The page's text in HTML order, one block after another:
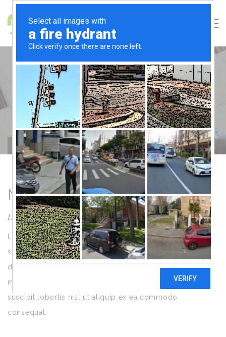
BLOG
Beautifully suited for all your web-based needs
Home Blog Masonry Full Width
MASONRY
Lorem ipsum dolor sit amet
Lorem ipsum dolor sit amet, consectetuer adipiscing elit,
sed diam nonummy nibh euismod tincidunt ut laoreet
dolore magna aliquam erat volutpat. Ut wisi enim ad
minim veniam, quis nostrud exerci tation ullamcorper
suscipit lobortis nisl ut aliquip ex ea commodo
consequat.